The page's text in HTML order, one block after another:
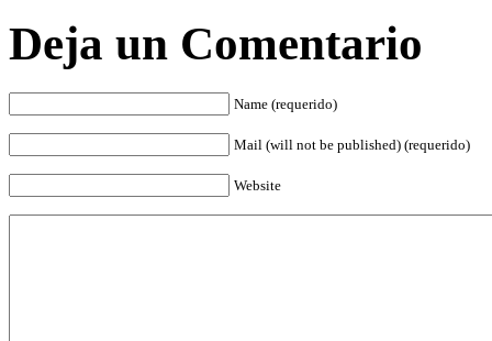
Deja un Comentario
Name (requerido)
Mail (will not be published) (requerido)
Website